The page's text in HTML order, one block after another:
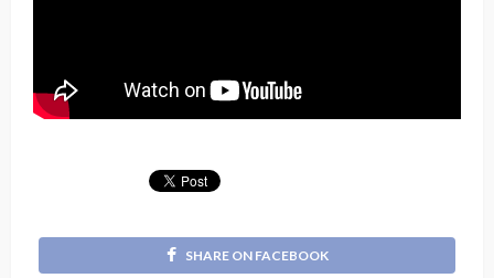
SHARE ON FACEBOOK